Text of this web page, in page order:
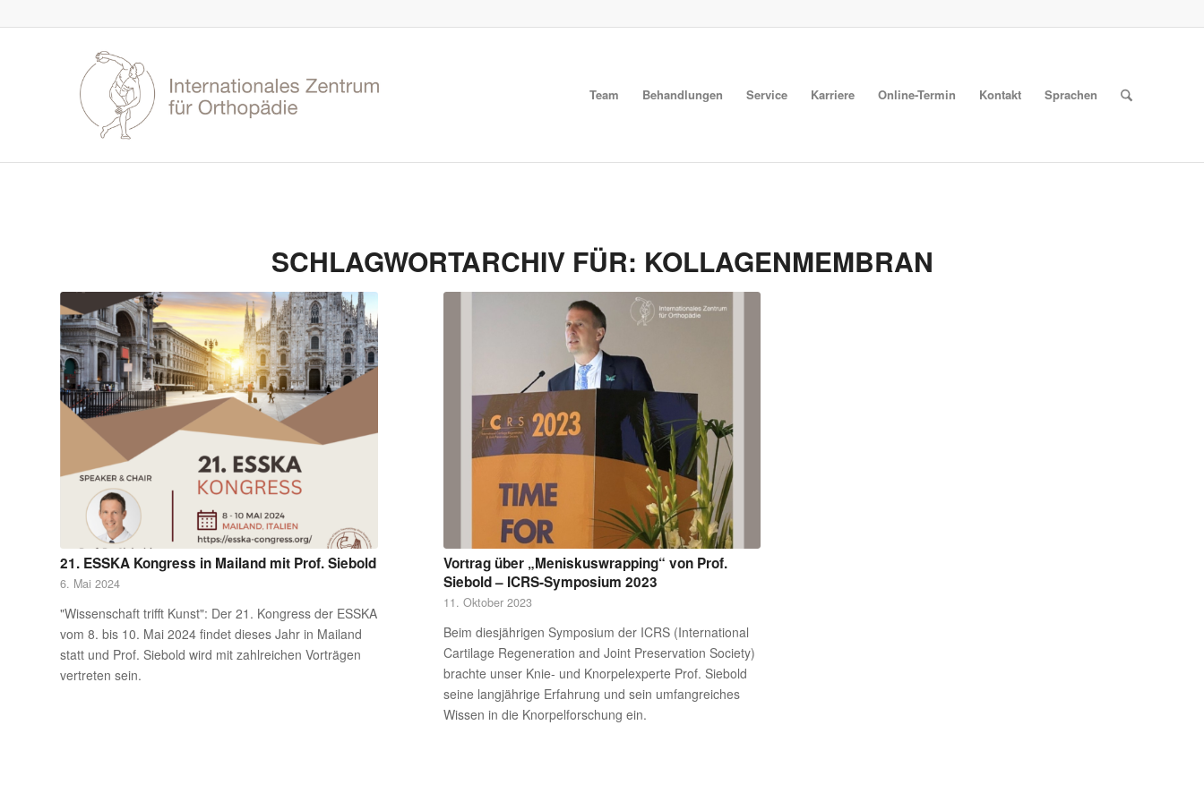
Team Behandlungen Service Karriere Online-Termin Kontakt Sprachen
SCHLAGWORTARCHIV FÜR: KOLLAGENMEMBRAN
21. ESSKA Kongress in Mailand mit Prof. Siebold
6. Mai 2024
"Wissenschaft trifft Kunst": Der 21. Kongress der ESSKA
vom 8. bis 10. Mai 2024 findet dieses Jahr in Mailand
statt und Prof. Siebold wird mit zahlreichen Vorträgen
vertreten sein.
Vortrag über „Meniskuswrapping“ von Prof.
Siebold – ICRS-Symposium 2023
11. Oktober 2023
Beim diesjährigen Symposium der ICRS (International
Cartilage Regeneration and Joint Preservation Society)
brachte unser Knie- und Knorpelexperte Prof. Siebold
seine langjährige Erfahrung und sein umfangreiches
Wissen in die Knorpelforschung ein.